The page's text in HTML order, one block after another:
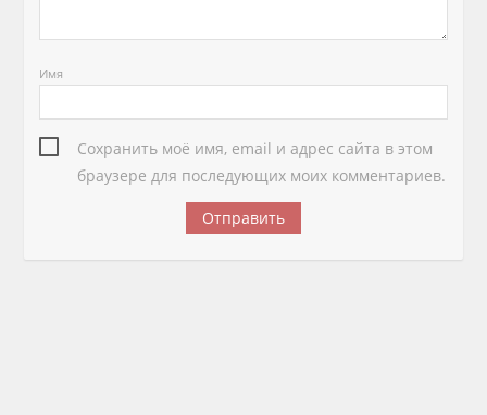
Имя
Сохранить моё имя, email и адрес сайта в этом
браузере для последующих моих комментариев.